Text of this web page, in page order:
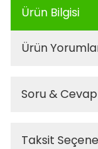
Ürün Bilgisi
Ürün
Soru & Cevap
Taksit